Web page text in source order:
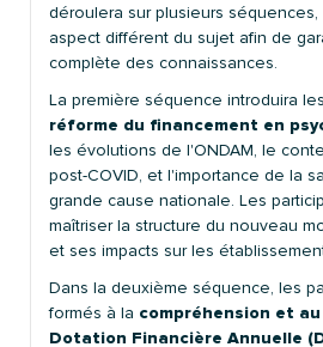
déroulera sur plusieurs
aspect différent du sujet afin de
complète des connaissances.
La première séquence introduira les
réforme du financement en
les évolutions de l'ONDAM, le
post-COVID, et l'importance de la
grande cause nationale. Les
maîtriser la structure du nouveau
et ses impacts sur les
Dans la deuxième séquence, les
formés à la compréhension et
Dotation Financière Annuelle